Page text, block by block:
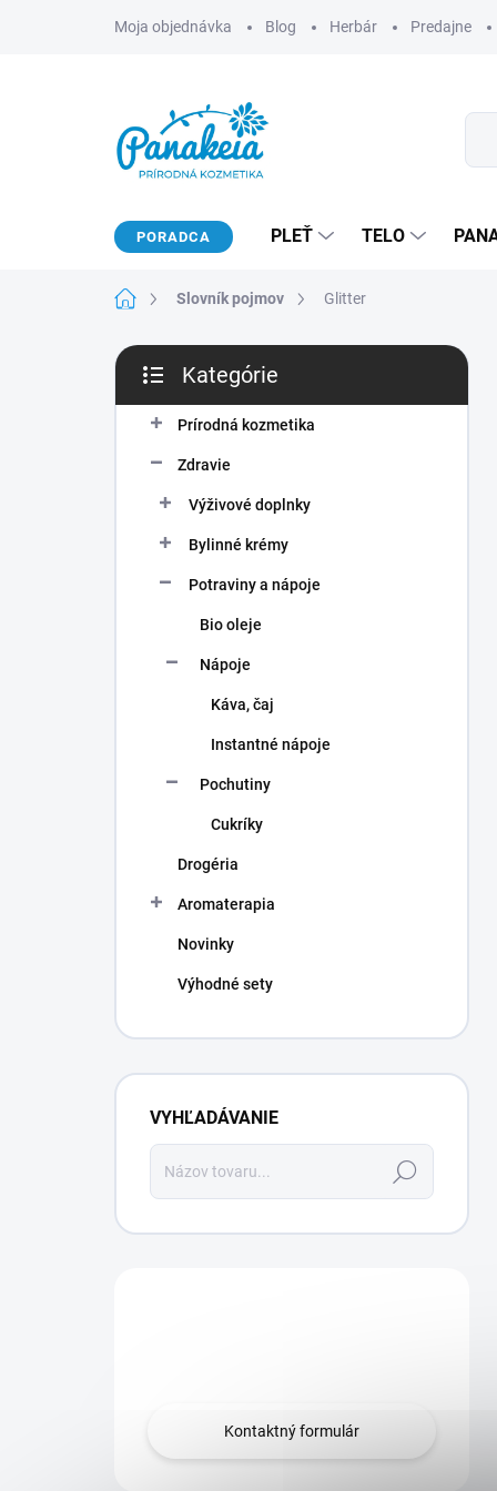
Moja objednávka Blog Herbár Predajne
PORADCA PLEŤ TELO
DomovSlovník pojmov Glitter
B
č
kategórie
Kategórie
Prírodná kozmetika
Zdravie
Výživové doplnky
Bylinné krémy
Potraviny a nápoje
Bio oleje
Nápoje
Káva, čaj
Instantné nápoje
Pochutiny
Cukríky
Drogéria
Aromaterapia
Novinky
Výhodné sety
VYHĽADÁVANIE
Hľadať
Kontaktný formulár